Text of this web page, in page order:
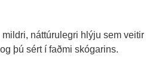
náttúrulegri hlýju sem veitir
þú sért í faðmi skógarins.